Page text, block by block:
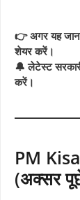
👉 अगर यह
शेयर करें।
🔔 लेटेस्ट
करें।
PM
(अक्सर